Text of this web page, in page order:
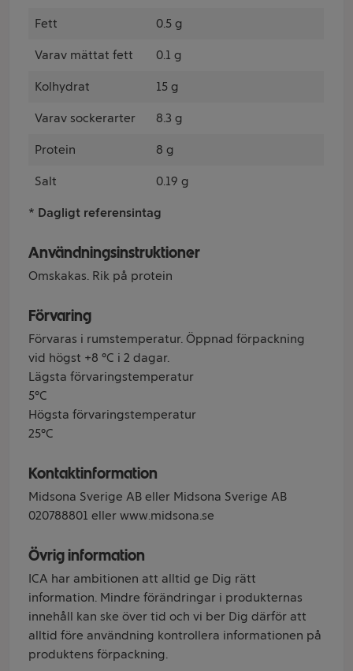
Fett 0.5 g
Varav mättat fett 0.1 g
Kolhydrat 15 g
Varav sockerarter 8.3 g
Protein 8 g
Salt 0.19 g
* Dagligt referensintag
Användningsinstruktioner
Omskakas. Rik på protein
Förvaring
Förvaras i rumstemperatur. Öppnad förpackning
vid högst +8 °C i 2 dagar.
Lägsta förvaringstemperatur
5°C
Högsta förvaringstemperatur
25°C
Kontaktinformation
Midsona Sverige AB eller Midsona Sverige AB
020788801 eller www.midsona.se
Övrig information
ICA har ambitionen att alltid ge Dig rätt
information. Mindre förändringar i produkternas
innehåll kan ske över tid och vi ber Dig därför att
alltid före användning kontrollera informationen på
produktens förpackning.